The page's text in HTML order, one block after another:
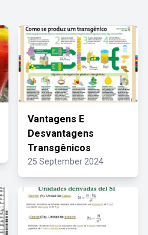
Vantagens E
Desvantagens
Transgênicos
25 September 2024